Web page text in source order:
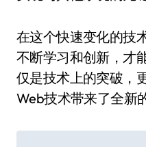
在这个快速变化的技
不断学习和创新，才
仅是技术上的突破，
Web技术带来了全新